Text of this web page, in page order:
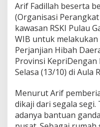
Arif Fadillah beserta
(Organisasi
kawasan RSKI Pulau
WIB untuk
Perjanjian Hibah
Provinsi KepriDengan
Selasa (13/10) di Aula
Menurut Arif
dikaji dari segala
adanya bantuan